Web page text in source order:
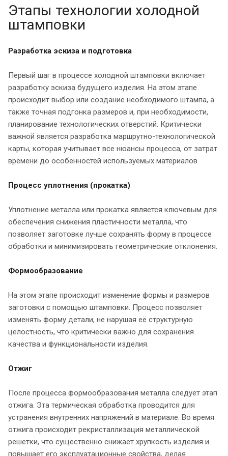
Этапы технологии холодной
штамповки
Разработка эскиза и подготовка
Первый шаг в процессе холодной штамповки включает
разработку эскиза будущего изделия. На этом этапе
происходит выбор или создание необходимого штампа, а
также точная подгонка размеров и, при необходимости,
планирование технологических отверстий. Критически
важной является разработка маршрутно-технологической
карты, которая учитывает все нюансы процесса, от затрат
времени до особенностей используемых материалов.
Процесс уплотнения (прокатка)
Уплотнение металла или прокатка является ключевым для
обеспечения снижения пластичности металла, что
позволяет заготовке лучше сохранять форму в процессе
обработки и минимизировать геометрические отклонения.
Формообразование
На этом этапе происходит изменение формы и размеров
заготовки с помощью штамповки. Процесс позволяет
изменять форму детали, не нарушая её структурную
целостность, что критически важно для сохранения
качества и функциональности изделия.
Отжиг
После процесса формообразования металла следует этап
отжига. Эта термическая обработка проводится для
устранения внутренних напряжений в материале. Во время
отжига происходит рекристаллизация металлической
решетки, что существенно снижает хрупкость изделия и
повышает его эксплуатационные свойства, делая